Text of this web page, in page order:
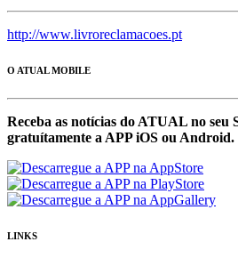
http://www.livroreclamacoes.pt
O ATUAL MOBILE
Receba as notícias do ATUAL no seu
gratuítamente a APP iOS ou Android.
LINKS